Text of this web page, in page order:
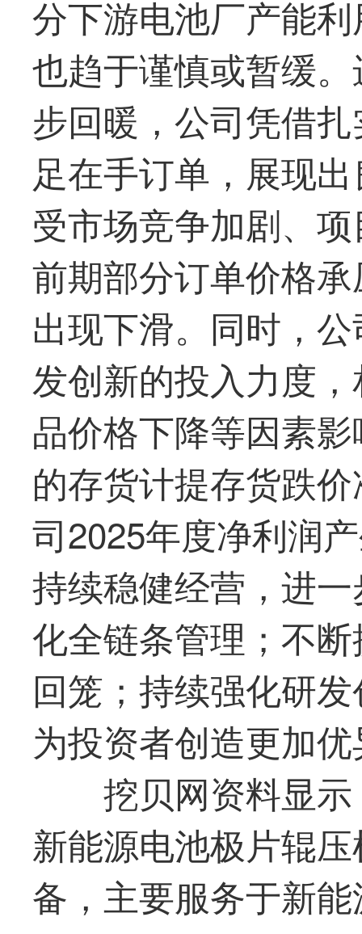
分下游电池厂产能
也趋于谨慎或暂缓
步回暖，公司凭借
足在手订单，展现
受市场竞争加剧、
前期部分订单价格
出现下滑。同时，
发创新的投入力度
品价格下降等因素
的存货计提存货跌
司2025年度净利润
持续稳健经营，进
化全链条管理；不
回笼；持续强化研
为投资者创造更加
挖贝网资料显
新能源电池极片辊
备，主要服务于新